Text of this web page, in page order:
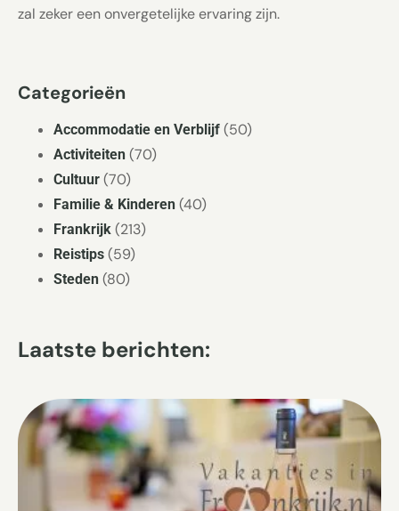
zal zeker een onvergetelijke ervaring zijn.
Categorieën
Accommodatie en Verblijf (50)
Activiteiten (70)
Cultuur (70)
Familie & Kinderen (40)
Frankrijk (213)
Reistips (59)
Steden (80)
Laatste berichten: